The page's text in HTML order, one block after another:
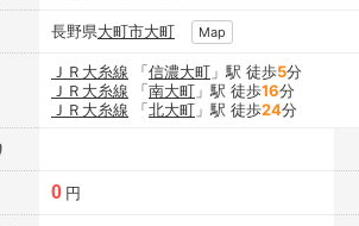
長野県大町市大町 Map
ＪＲ大糸線 「信濃大町 」駅 徒歩5分
ＪＲ大糸線 「南大町 」駅 徒歩16分
ＪＲ大糸線 「北大町 」駅 徒歩24分
0 円